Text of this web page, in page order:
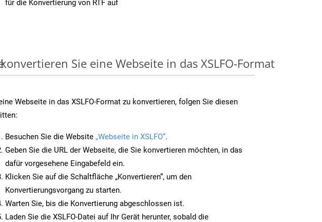
für die Konvertierung von RTF auf
Sie eine Webseite in das XSLFO-Format
Webseite in das XSLFO-Format zu konvertieren, folgen Sie diesen
Besuchen Sie die Website „Webseite in XSLFO“.
Geben Sie die URL der Webseite, die Sie konvertieren möchten, in das
dafür vorgesehene Eingabefeld ein.
Klicken Sie auf die Schaltfläche „Konvertieren“, um den
Konvertierungsvorgang zu starten.
Warten Sie, bis die Konvertierung abgeschlossen ist.
Laden Sie die XSLFO-Datei auf Ihr Gerät herunter, sobald die